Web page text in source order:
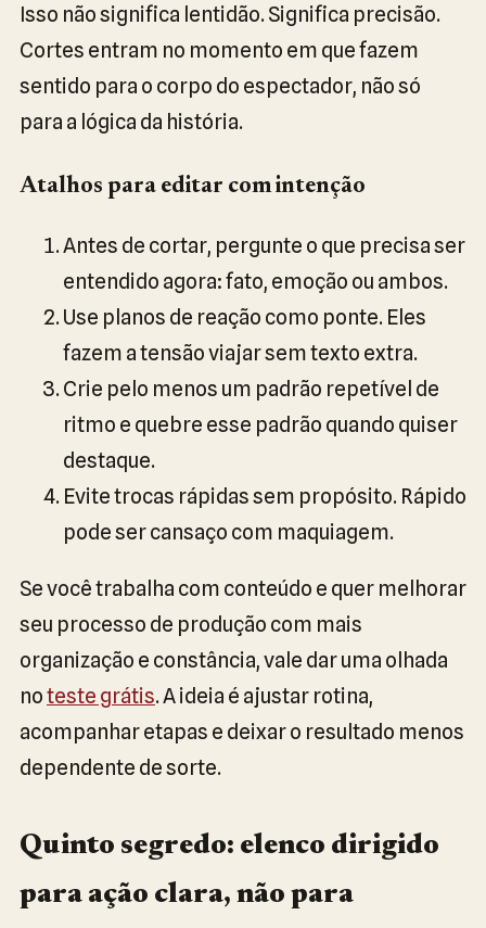
Isso não significa lentidão. Significa precisão.
Cortes entram no momento em que fazem
sentido para o corpo do espectador, não só
para a lógica da história.
Atalhos para editar com intenção
Antes de cortar, pergunte o que precisa ser
entendido agora: fato, emoção ou ambos.
Use planos de reação como ponte. Eles
fazem a tensão viajar sem texto extra.
Crie pelo menos um padrão repetível de
ritmo e quebre esse padrão quando quiser
destaque.
Evite trocas rápidas sem propósito. Rápido
pode ser cansaço com maquiagem.
Se você trabalha com conteúdo e quer melhorar
seu processo de produção com mais
organização e constância, vale dar uma olhada
noteste grátis. A ideia é ajustar rotina,
acompanhar etapas e deixar o resultado menos
dependente de sorte.
Quinto segredo: elenco dirigido
para ação clara, não para